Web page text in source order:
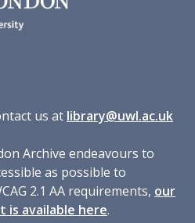
us at library@uwl.ac.uk
Archive endeavours to
as possible to
2.1 AA requirements, our
is available here.